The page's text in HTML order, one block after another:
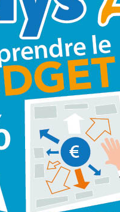
,CIAS,Enfance &
de Pays'âges.